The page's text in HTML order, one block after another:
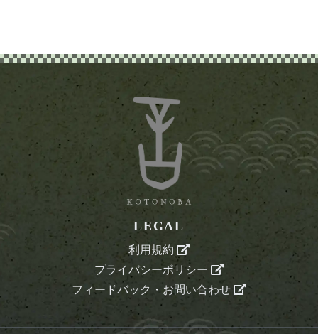
LEGAL
利用規約
プライバシーポリシー
フィードバック・お問い合わせ